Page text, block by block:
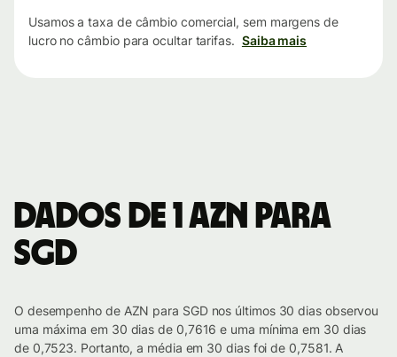
Usamos a taxa de câmbio comercial, sem margens de
lucro no câmbio para ocultar tarifas. Saiba mais
Dados de 1 AZN para
SGD
O desempenho de AZN para SGD nos últimos 30 dias observou
uma máxima em 30 dias de 0,7616 e uma mínima em 30 dias
de 0,7523. Portanto, a média em 30 dias foi de 0,7581. A